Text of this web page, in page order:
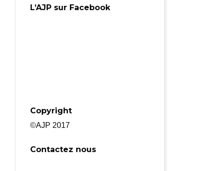
L’AJP sur Facebook
Copyright
©AJP 2017
Contactez nous